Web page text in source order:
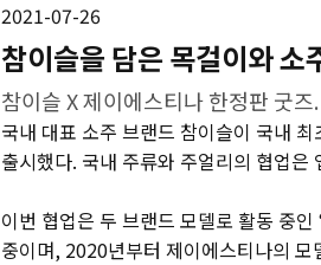
2021-07-26
참이슬을 담은 목걸이와 소
참이슬 X 제이에스티나 한정판 굿즈.
국내 대표 소주 브랜드 참이슬이 국내
출시했다. 국내 주류와 주얼리의 협업
이번 협업은 두 브랜드 모델로 활동 중
중이며, 2020년부터 제이에스티나의 모